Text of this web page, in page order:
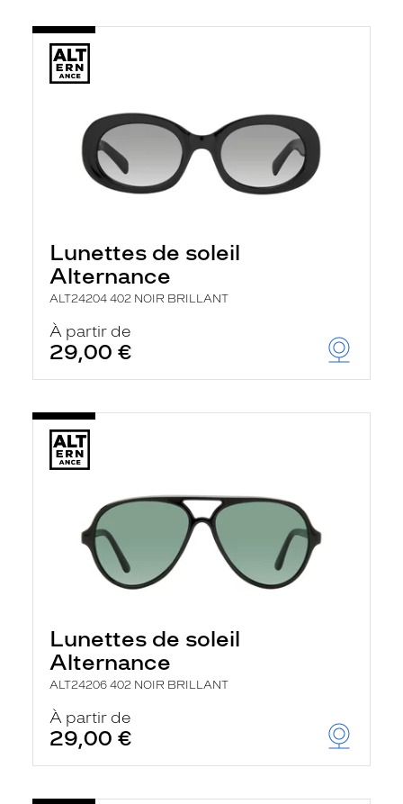
Lunettes de soleil
Alternance
ALT24204 402 NOIR BRILLANT
À partir de
29,00 €
Lunettes de soleil
Alternance
ALT24206 402 NOIR BRILLANT
À partir de
29,00 €